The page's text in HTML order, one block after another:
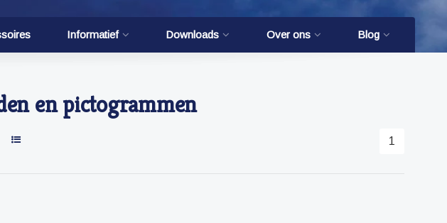
Informatief Downloads Over ons Blog
en pictogrammen
1